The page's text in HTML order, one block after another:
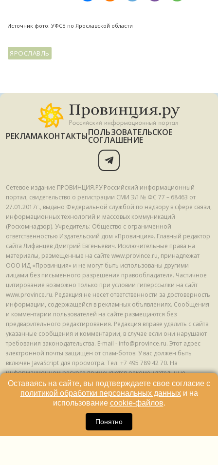
Источник фото: УФСБ по Ярославской области
ЯРОСЛАВЛЬ
РЕКЛАМАКОНТАКТЫПОЛЬЗОВАТЕЛЬСКОЕ
СОГЛАШЕНИЕ
Сетевое издание ПРОВИНЦИЯ.РУ Российский информационный
портал, свидетельство о регистрации СМИ ЭЛ № ФС 77 – 68463 от
27.01.2017г., выдано Федеральной службой по надзору в сфере связи,
информационных технологий и массовых коммуникаций
(Роскомнадзор). Учредитель: Общество с ограниченной
ответственностью Издательский дом «Провинция». Главный редактор
сайта Лифанцев Дмитрий Евгеньевич. Исключительные права на
материалы, размещенные на сайте www.province.ru, принадлежат
ООО ИД «Провинция» и не могут быть использованы другими
лицами без письменного разрешения правообладателя. Частичное
цитирование возможно только при условии гиперссылки на сайт
www.province.ru. Редакция не несет ответственности за достоверность
информации, содержащейся в рекламных объявлениях. Сообщения
и комментарии пользователей на сайте размещаются без
предварительного редактирования. Редакция вправе удалить с сайта
указанные сообщения и комментарии, в случае если они нарушают
требования законодательства. E-mail - info@province.ru. Этот адрес
электронной почты защищен от спам-ботов. У вас должен быть
включен JavaScript для просмотра. Tел. +7 495 789 42 70. На
информационном ресурсе применяются рекомендательные
технологии (информационные технологии предоставления
информации на основе сбора, систематизации и анализа сведений,
относящихся к предпочтениям пользователей сети "Интернет",
находящихся на территории Российской Федерации) © ООО ИД
Оставаясь на сайте, вы подтверждаете свое согласие с
политикой обработки персональных данныхи на
использование cookie-файлов.
Понятно